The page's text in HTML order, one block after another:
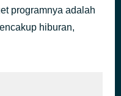
programnya adalah
hiburan,